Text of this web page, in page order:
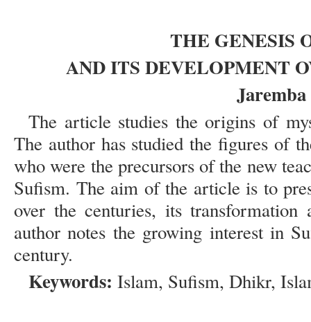
THE GENESIS
AND ITS DEVELOPMENT
The article studies the origins of
The author has studied the figures of
who were the precursors of the new
Sufism. The aim of the article is to
over the centuries, its transformation
author notes the growing interest in
century.
Keywords: Islam, Sufism, Dhikr,